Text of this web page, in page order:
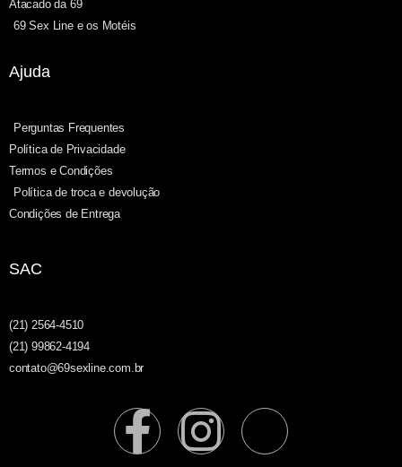
Atacado da 69
69 Sex Line e os Motéis
Ajuda
Perguntas Frequentes
Política de Privacidade
Termos e Condições
Política de troca e devolução
Condições de Entrega
SAC
(21) 2564-4510
(21) 99862-4194
contato@69sexline.com.br